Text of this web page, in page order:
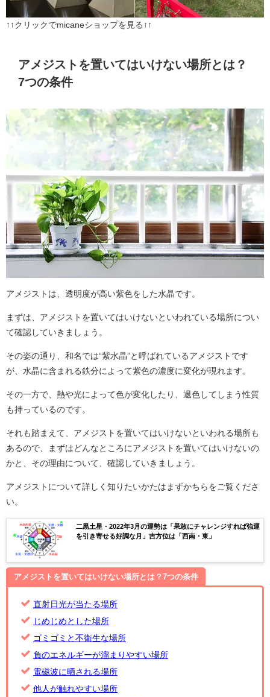
↑↑クリックでmicaneショップを見る↑↑
アメジストを置いてはいけない場所とは？
7つの条件
アメジストは、透明度が高い紫色をした水晶です。
まずは、アメジストを置いてはいけないといわれている場所につい
て確認していきましょう。
その姿の通り、和名では“紫水晶”と呼ばれているアメジストです
が、水晶に含まれる鉄分によって紫色の濃度に変化が現れます。
その一方で、熱や光によって色が変化したり、退色してしまう性質
も持っているのです。
それも踏まえて、アメジストを置いてはいけないといわれる場所も
あるので、まずはどんなところにアメジストを置いてはいけないの
かと、その理由について、確認していきましょう。
アメジストについて詳しく知りたいかたはまずかちらをご覧くださ
い。
二黒土星・2022年3月の運勢は「果敢にチャレンジすれば強運
を引き寄せる好調な月」吉方位は「西南・東」
アメジストを置いてはいけない場所とは？7つの条件
直射日光が当たる場所
じめじめとした場所
ゴミゴミと不衛生な場所
負のエネルギーが溜まりやすい場所
電磁波に晒される場所
他人が触れやすい場所